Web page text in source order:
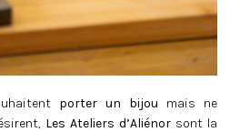
porter un bijou mais ne
Les Ateliers d’Aliénor sont la